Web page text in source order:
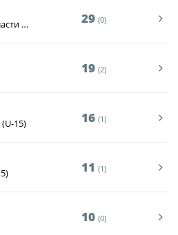
Чемпионата по
рождения (U-15)
таблица
Сборная Запорожской области (2010) 29 (0)
19 (2)
15) 16 (1)
11 (1)
10 (0)